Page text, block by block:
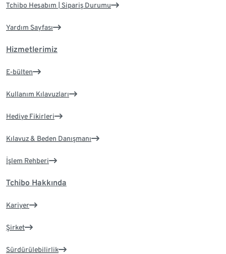
Tchibo Hesabım | Sipariş Durumu
Yardım Sayfası
Hizmetlerimiz
E-bülten
Kullanım Kılavuzları
Hediye Fikirleri
Kılavuz & Beden Danışmanı
İşlem Rehberi
Tchibo Hakkında
Kariyer
Şirket
Sürdürülebilirlik